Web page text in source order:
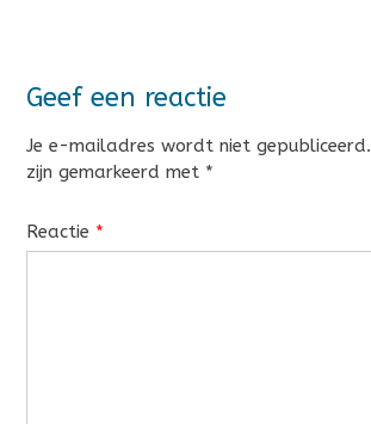
Geef een reactie
Je e-mailadres wordt niet gepubliceerd.
zijn gemarkeerd met *
Reactie *